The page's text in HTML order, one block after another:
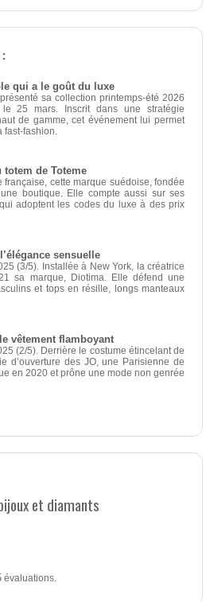
qui a le goût du luxe
sa collection printemps-été 2026
25 mars. Inscrit dans une stratégie
de gamme, cet événement lui permet
fashion.
totem de Toteme
cette marque suédoise, fondée
boutique. Elle compte aussi sur ses
adoptent les codes du luxe à des prix
sensuelle
(3/5). Installée à New York, la créatrice
sa marque, Diotima. Elle défend une
et tops en résille, longs manteaux
vêtement flamboyant
(2/5). Derrière le costume étincelant de
d’ouverture des JO, une Parisienne de
en 2020 et prône une mode non genrée
et diamants
évaluations.